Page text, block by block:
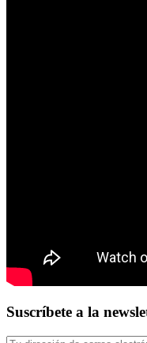
Suscríbete a la